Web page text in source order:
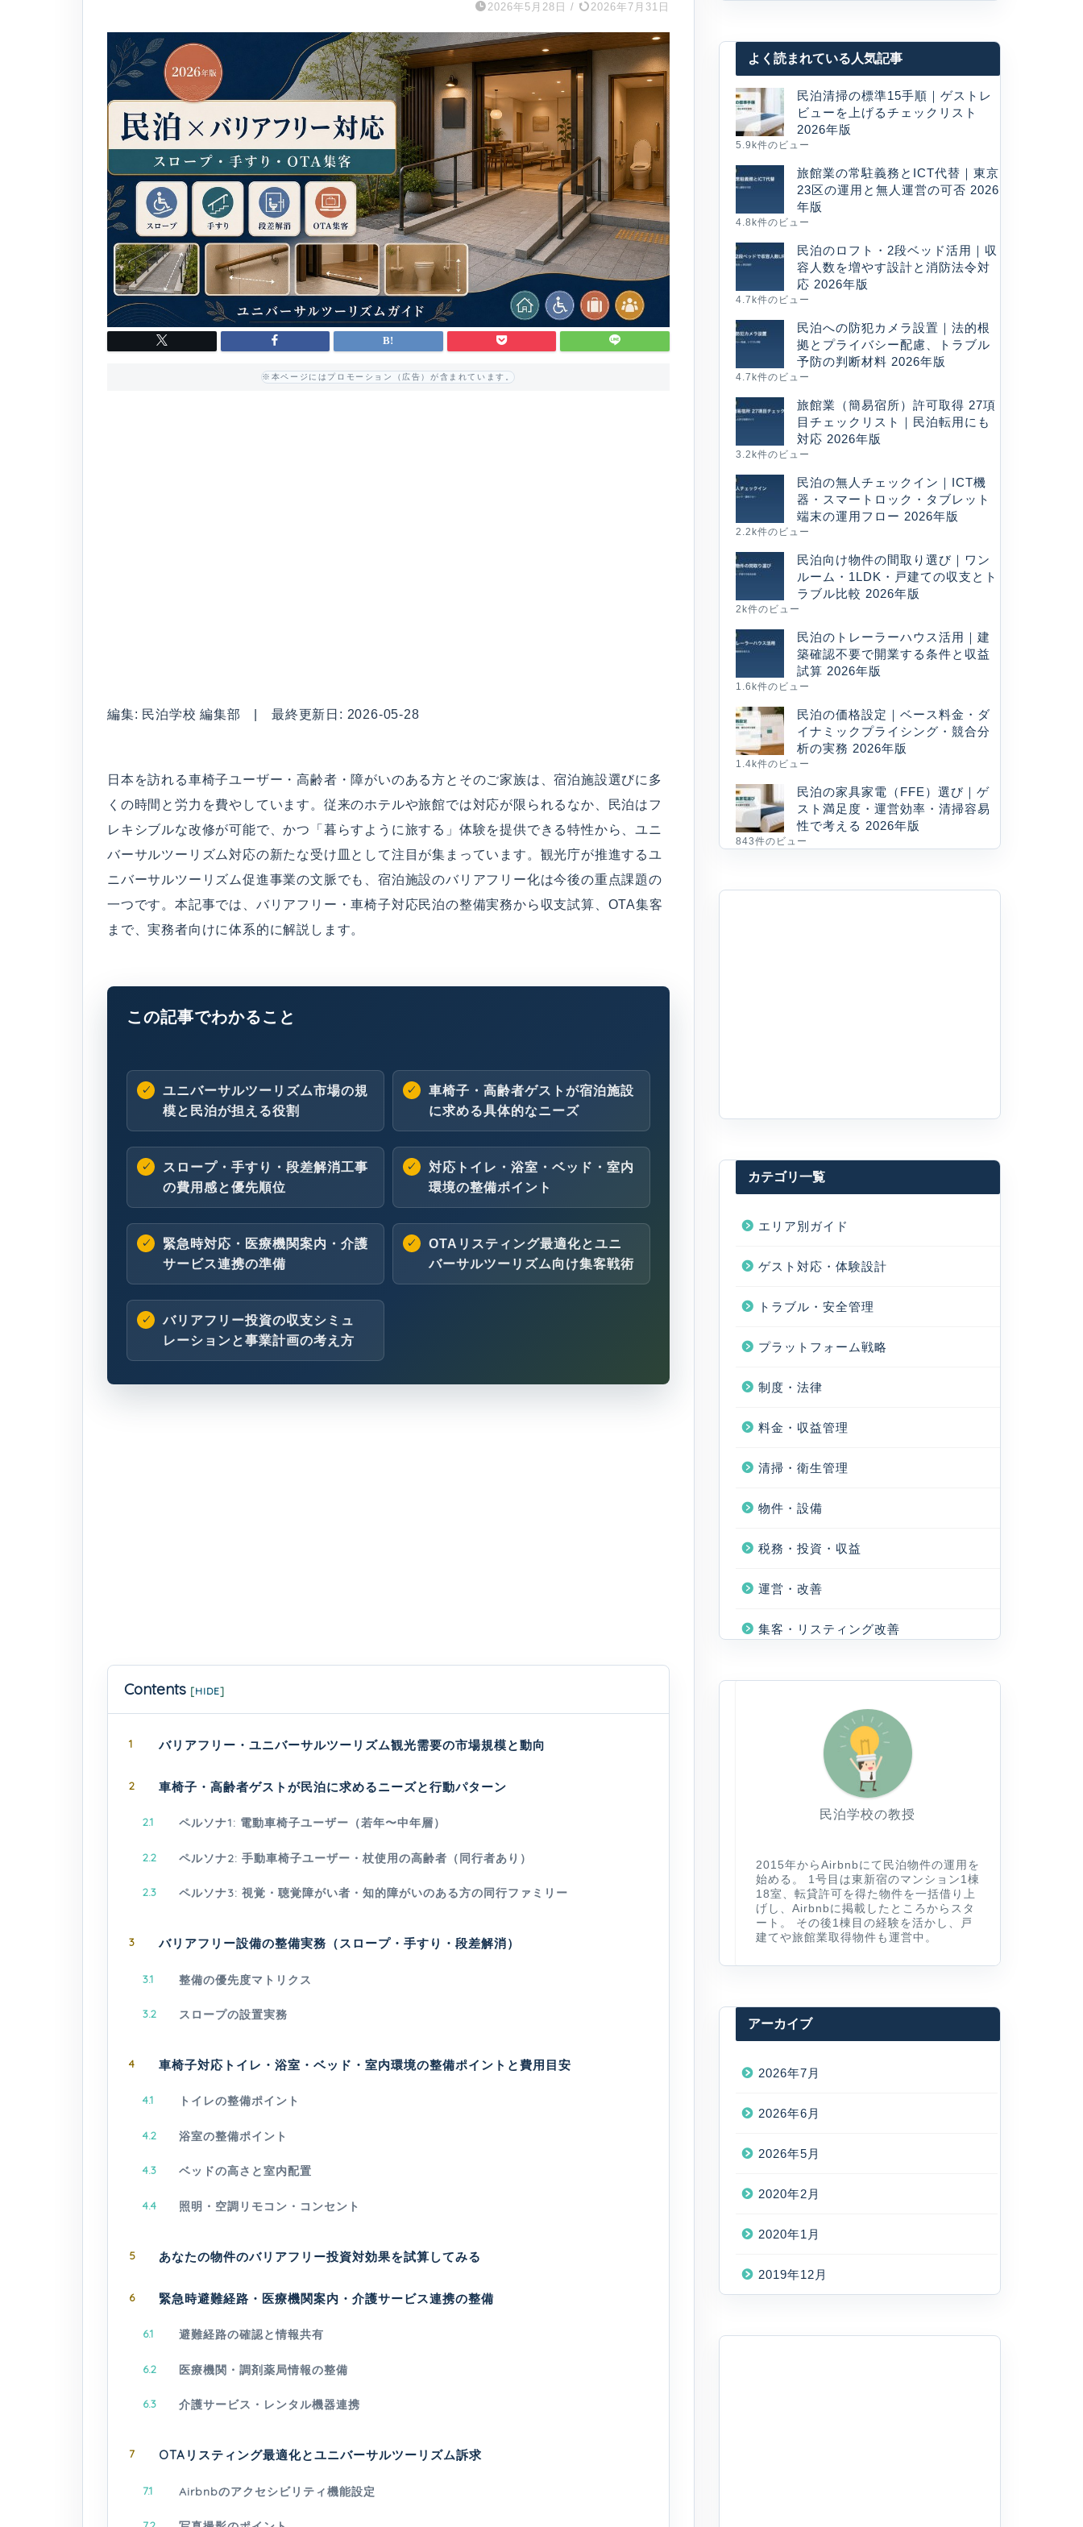
2026年5月28日 / 2026年7月31日
※本ページにはプロモーション（広告）が含まれています。
編集: 民泊学校 編集部 | 最終更新日: 2026-05-28
日本を訪れる車椅子ユーザー・高齢者・障がいのある方とそのご家族は、宿泊施設選びに多
くの時間と労力を費やしています。従来のホテルや旅館では対応が限られるなか、民泊はフ
レキシブルな改修が可能で、かつ「暮らすように旅する」体験を提供できる特性から、ユニ
バーサルツーリズム対応の新たな受け皿として注目が集まっています。観光庁が推進するユ
ニバーサルツーリズム促進事業の文脈でも、宿泊施設のバリアフリー化は今後の重点課題の
一つです。本記事では、バリアフリー・車椅子対応民泊の整備実務から収支試算、OTA集客
まで、実務者向けに体系的に解説します。
この記事でわかること
ユニバーサルツーリズム市場の規
模と民泊が担える役割
車椅子・高齢者ゲストが宿泊施設
に求める具体的なニーズ
スロープ・手すり・段差解消工事
の費用感と優先順位
対応トイレ・浴室・ベッド・室内
環境の整備ポイント
緊急時対応・医療機関案内・介護
サービス連携の準備
OTAリスティング最適化とユニ
バーサルツーリズム向け集客戦術
バリアフリー投資の収支シミュ
レーションと事業計画の考え方
Contents [HIDE]
1 バリアフリー・ユニバーサルツーリズム観光需要の市場規模と動向
2 車椅子・高齢者ゲストが民泊に求めるニーズと行動パターン
2.1 ペルソナ1: 電動車椅子ユーザー（若年〜中年層）
2.2 ペルソナ2: 手動車椅子ユーザー・杖使用の高齢者（同行者あり）
2.3 ペルソナ3: 視覚・聴覚障がい者・知的障がいのある方の同行ファミリー
3 バリアフリー設備の整備実務（スロープ・手すり・段差解消）
3.1 整備の優先度マトリクス
3.2 スロープの設置実務
4 車椅子対応トイレ・浴室・ベッド・室内環境の整備ポイントと費用目安
4.1 トイレの整備ポイント
4.2 浴室の整備ポイント
4.3 ベッドの高さと室内配置
4.4 照明・空調リモコン・コンセント
5 あなたの物件のバリアフリー投資対効果を試算してみる
6 緊急時避難経路・医療機関案内・介護サービス連携の整備
6.1 避難経路の確認と情報共有
6.2 医療機関・調剤薬局情報の整備
6.3 介護サービス・レンタル機器連携
7 OTAリスティング最適化とユニバーサルツーリズム訴求
7.1 Airbnbのアクセシビリティ機能設定
よく読まれている人気記事
民泊清掃の標準15手順｜ゲストレ
ビューを上げるチェックリスト
2026年版
5.9k件のビュー
旅館業の常駐義務とICT代替｜東京
23区の運用と無人運営の可否 2026
年版
4.8k件のビュー
民泊のロフト・2段ベッド活用｜収
容人数を増やす設計と消防法令対
応 2026年版
4.7k件のビュー
民泊への防犯カメラ設置｜法的根
拠とプライバシー配慮、トラブル
予防の判断材料 2026年版
4.7k件のビュー
旅館業（簡易宿所）許可取得 27項
目チェックリスト｜民泊転用にも
対応 2026年版
3.2k件のビュー
民泊の無人チェックイン｜ICT機
器・スマートロック・タブレット
端末の運用フロー 2026年版
2.2k件のビュー
民泊向け物件の間取り選び｜ワン
ルーム・1LDK・戸建ての収支とト
ラブル比較 2026年版
2k件のビュー
民泊のトレーラーハウス活用｜建
築確認不要で開業する条件と収益
試算 2026年版
1.6k件のビュー
民泊の価格設定｜ベース料金・ダ
イナミックプライシング・競合分
析の実務 2026年版
1.4k件のビュー
民泊の家具家電（FFE）選び｜ゲ
スト満足度・運営効率・清掃容易
性で考える 2026年版
843件のビュー
カテゴリ一覧
エリア別ガイド
ゲスト対応・体験設計
トラブル・安全管理
プラットフォーム戦略
制度・法律
料金・収益管理
清掃・衛生管理
物件・設備
税務・投資・収益
運営・改善
集客・リスティング改善
民泊学校の教授
2015年からAirbnbにて民泊物件の運用を
始める。 1号目は東新宿のマンション1棟
18室、転貸許可を得た物件を一括借り上
げし、Airbnbに掲載したところからスタ
ート。 その後1棟目の経験を活かし、戸
建てや旅館業取得物件も運営中。
アーカイブ
2026年7月
2026年6月
2026年5月
2020年2月
2020年1月
2019年12月